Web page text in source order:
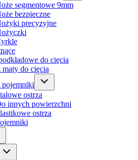
segmentowe 9mm
bezpieczne
precyzyjne
do cięcia
do cięcia
pojemniki
ostrza
innych powierzchni
ostrza